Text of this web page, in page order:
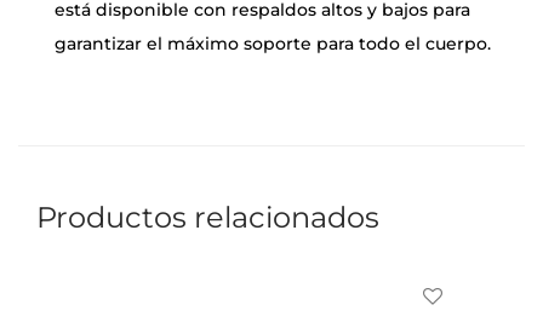
está disponible con respaldos altos y bajos para
garantizar el máximo soporte para todo el cuerpo.
Productos relacionados